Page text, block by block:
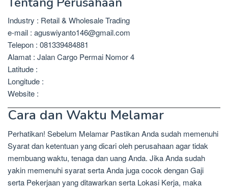
Industry : Retail & Wholesale Trading
e-mail : aguswiyanto146@gmail.com
Telepon : 081339484881
Alamat : Jalan Cargo Permai Nomor 4
Latitude :
Longitude :
Website :
Cara dan Waktu Melamar
Perhatikan! Sebelum Melamar Pastikan Anda sudah memenuhi
Syarat dan ketentuan yang dicari oleh perusahaan agar tidak
membuang waktu, tenaga dan uang Anda. Jika Anda sudah
yakin memenuhi syarat serta Anda juga cocok dengan Gaji
serta Pekerjaan yang ditawarkan serta Lokasi Kerja, maka